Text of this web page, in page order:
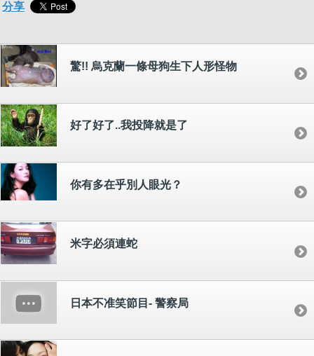
分享
驚!! 烏克蘭一條母狗生下人形怪物
好了好了..我投降就是了
你有多在乎別人眼光？
米字必須連蛇
日本不准笑節目- 警察局